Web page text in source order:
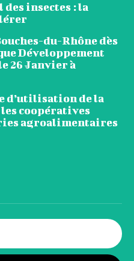
insectes : la
du-Rhône dès
Développement
26 Janvier à
d’utilisation de la
coopératives
agroalimentaires